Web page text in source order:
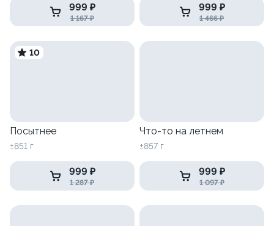
999 ₽
1 167 ₽
999 ₽
1 466 ₽
10
Посытнее
±851 г
999 ₽
1 287 ₽
Что-то на летнем
±857 г
999 ₽
1 097 ₽